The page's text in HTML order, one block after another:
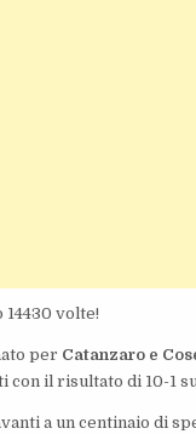
volte!
per Catanzaro e
con il risultato di 10-1
a un centinaio di